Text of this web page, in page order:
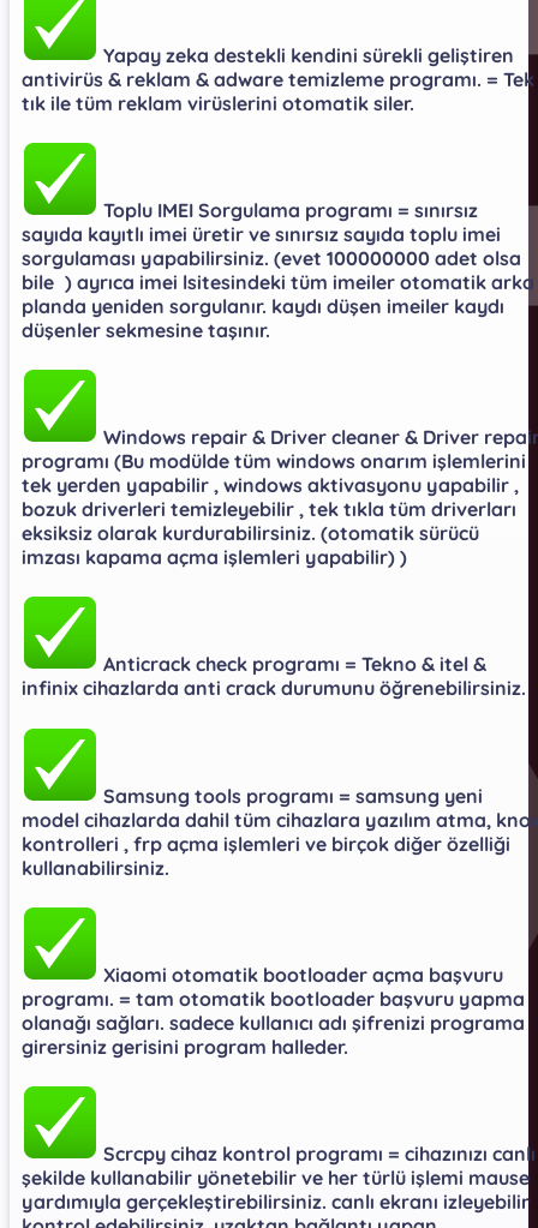
Yapay zeka destekli kendini sürekli geliştiren
antivirüs & reklam & adware temizleme programı. = Tek
tık ile tüm reklam virüslerini otomatik siler.​
Toplu IMEI Sorgulama programı = sınırsız
sayıda kayıtlı imei üretir ve sınırsız sayıda toplu imei
sorgulaması yapabilirsiniz. (evet 100000000 adet olsa
bile ) ayrıca imei lsitesindeki tüm imeiler otomatik arka
planda yeniden sorgulanır. kaydı düşen imeiler kaydı
düşenler sekmesine taşınır.
Windows repair & Driver cleaner & Driver
programı (Bu modülde tüm windows onarım işlemlerini
tek yerden yapabilir , windows aktivasyonu yapabilir ,
bozuk driverleri temizleyebilir , tek tıkla tüm driverları
eksiksiz olarak kurdurabilirsiniz. (otomatik sürücü
imzası kapama açma işlemleri yapabilir) )​
Anticrack check programı = Tekno & itel &
infinix cihazlarda anti crack durumunu öğrenebilirsiniz.​
Samsung tools programı = samsung yeni
model cihazlarda dahil tüm cihazlara yazılım atma,
kontrolleri , frp açma işlemleri ve birçok diğer özelliği
kullanabilirsiniz.​
Xiaomi otomatik bootloader açma başvuru
programı. = tam otomatik bootloader başvuru yapma
olanağı sağları. sadece kullanıcı adı şifrenizi programa
girersiniz gerisini program halleder.​
Scrcpy cihaz kontrol programı = cihazınızı canlı
şekilde kullanabilir yönetebilir ve her türlü işlemi mause
yardımıyla gerçekleştirebilirsiniz. canlı ekranı izleyebilir